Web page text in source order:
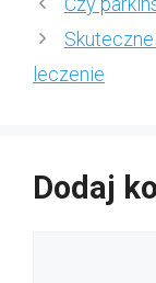
leczenie
Dodaj